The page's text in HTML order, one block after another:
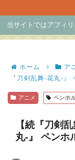
当サイトではアフィ
ホーム ア
『刀剣乱舞-花丸-
アニメ ペンホ
【続『刀剣
丸-』 ペン